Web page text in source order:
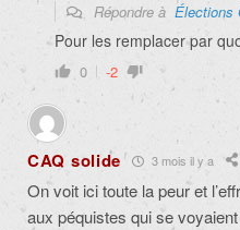
Répondre à Élections
Pour les remplacer par
0 -2
CAQ solide 3 mois il y a
On voit ici toute la peur et
aux péquistes qui se